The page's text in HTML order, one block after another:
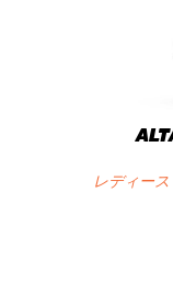
レディー